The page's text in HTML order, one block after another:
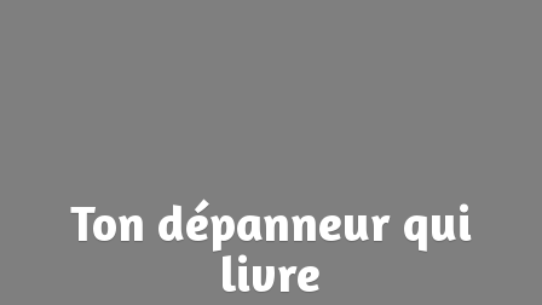
Ton dépanneur qui
livre